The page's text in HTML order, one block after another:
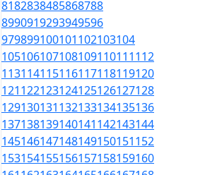
8182838485868788
8990919293949596
979899100101102103104
105106107108109110111112
113114115116117118119120
121122123124125126127128
129130131132133134135136
137138139140141142143144
145146147148149150151152
153154155156157158159160